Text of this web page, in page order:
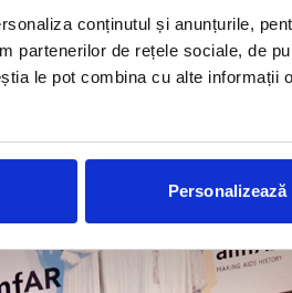
conținutul și anunțurile,
partenerilor de rețele sociale, de
le pot combina cu alte
Personalizează